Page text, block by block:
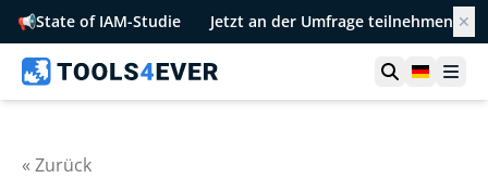
📢State of IAM-Studie Jetzt an der Umfrage teilnehmen ✕
Suche
« Zurück